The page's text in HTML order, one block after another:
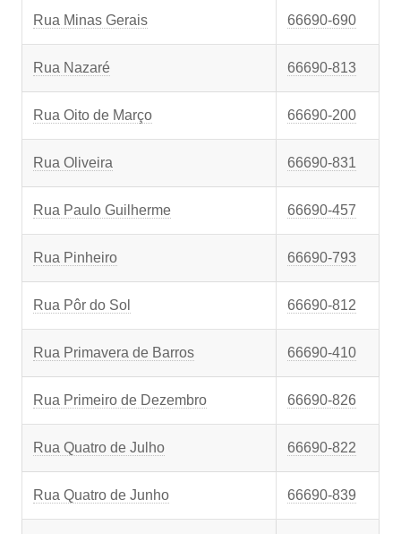
Rua Minas Gerais 66690-690
Rua Nazaré 66690-813
Rua Oito de Março 66690-200
Rua Oliveira 66690-831
Rua Paulo Guilherme 66690-457
Rua Pinheiro 66690-793
Rua Pôr do Sol 66690-812
Rua Primavera de Barros 66690-410
Rua Primeiro de Dezembro 66690-826
Rua Quatro de Julho 66690-822
Rua Quatro de Junho 66690-839